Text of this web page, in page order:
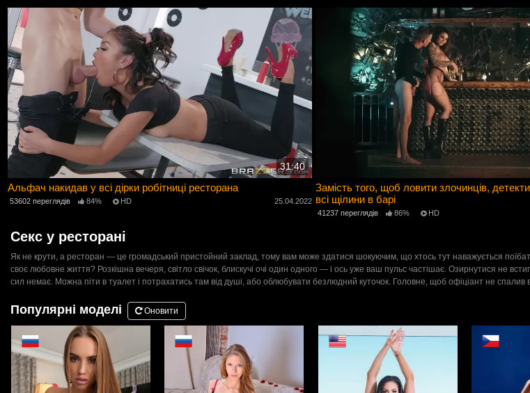
31:40
Альфач накидав у всі дірки робітниці ресторана
53602 переглядів 84% HD 25.04.2022
Замість того, щоб ловити злочинців,
всі щілини в барі
41237 переглядів 86% HD
Секс у ресторані
Як не крути, а ресторан — це громадський пристойний заклад, тому вам може здатися шокуючим, що хтось тут наважується
своє любовне життя? Розкішна вечеря, світло свічок, блискучі очі один одного — і ось уже ваш пульс частішає. Озирнутися не
сил немає. Можна піти в туалет і потрахатись там від душі, або облюбувати безлюдний куточок. Головне, щоб офіціант не спалив
Популярні моделі Оновити